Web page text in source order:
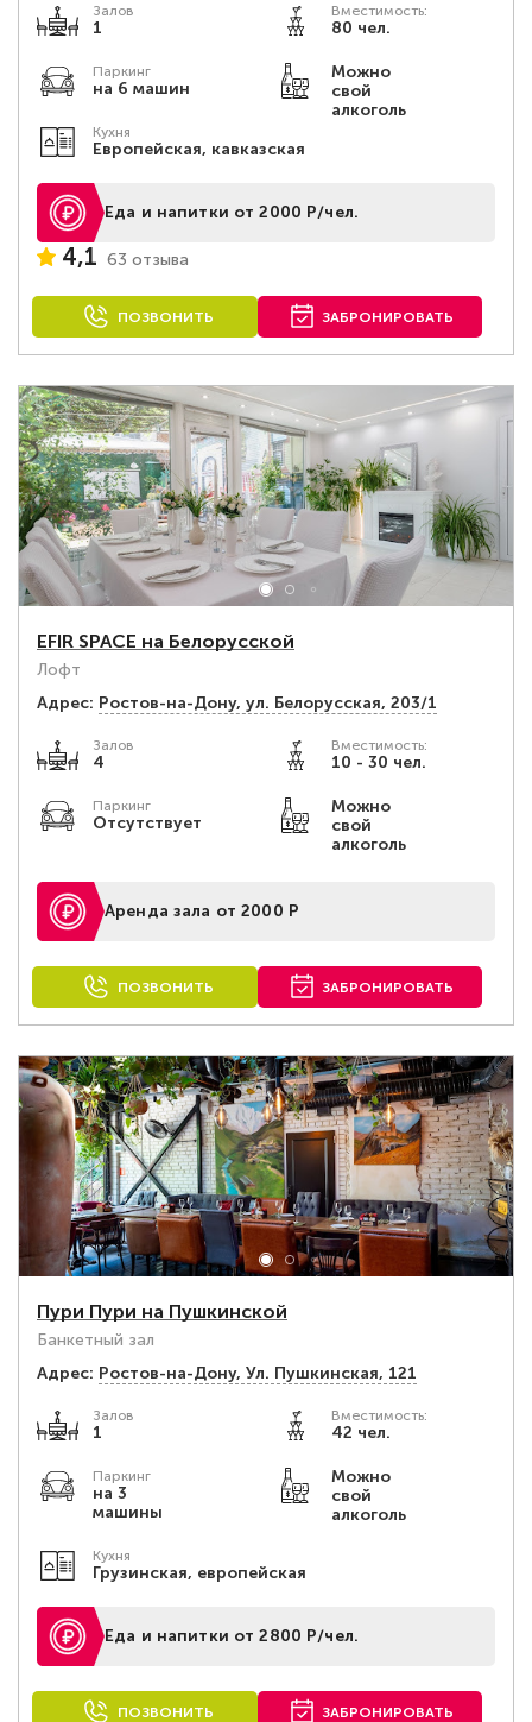
Залов
1
Вместимость:
80 чел.
Паркинг
на 6 машин
Можно
свой
алкоголь
Кухня
Европейская, кавказская
Еда и напитки от 2000 Р/чел.
4,1 63 отзыва
ПОЗВОНИТЬ ЗАБРОНИРОВАТЬ
EFIR SPACE на Белорусской
Лофт
Адрес: Ростов-на-Дону, ул. Белорусская, 203/1
Залов
4
Вместимость:
10 - 30 чел.
Паркинг
Отсутствует
Можно
свой
алкоголь
Аренда зала от 2000 Р
ПОЗВОНИТЬ ЗАБРОНИРОВАТЬ
Пури Пури на Пушкинской
Банкетный зал
Адрес: Ростов-на-Дону, Ул. Пушкинская, 121
Залов
1
Вместимость:
42 чел.
Паркинг
на 3
машины
Можно
свой
алкоголь
Кухня
Грузинская, европейская
Еда и напитки от 2800 Р/чел.
ПОЗВОНИТЬ ЗАБРОНИРОВАТЬ